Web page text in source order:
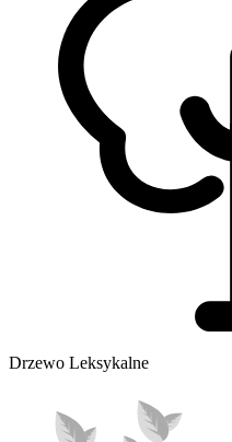
Drzewo Leksykalne